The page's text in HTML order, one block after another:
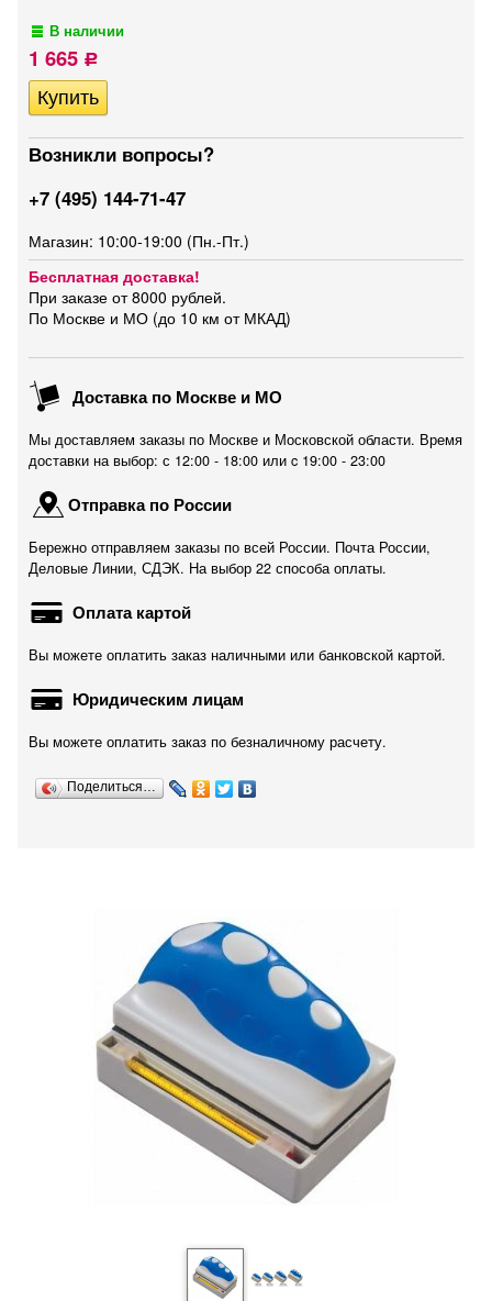
В наличии
1 665 Р
Возникли вопросы?
+7 (495) 144-71-47
Магазин: 10:00-19:00 (Пн.-Пт.)
Бесплатная доставка!
При заказе от 8000 рублей.
По Москве и МО (до 10 км от МКАД)
Доставка по Москве и МО
Мы доставляем заказы по Москве и Московской области. Время
доставки на выбор: с 12:00 - 18:00 или c 19:00 - 23:00
Отправка по России
Бережно отправляем заказы по всей России. Почта России,
Деловые Линии, СДЭК. На выбор 22 способа оплаты.
Оплата картой
Вы можете оплатить заказ наличными или банковской картой.
Юридическим лицам
Вы можете оплатить заказ по безналичному расчету.
Поделиться…